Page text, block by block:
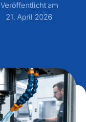
Veröffentlicht am
21. April 2026